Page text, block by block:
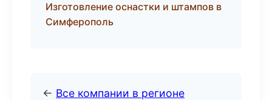
Изготовление оснастки и штампов в
Симферополь
← Все компании в регионе